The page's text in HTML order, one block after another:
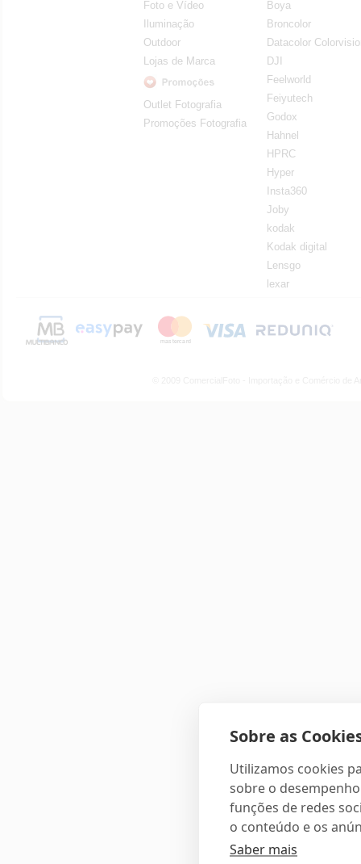
Sobre as
Utilizamos cookies
sobre o
funções de redes
o conteúdo e os
Saber mais
Foto e Vídeo
Iluminação
Outdoor
Lojas de Marca
Outlet Fotografia
Promoções Fotografia
Boya
Broncolor
Datacolor
DJI
Feelworld
Feiyutech
Godox
Hahnel
HPRC
Hyper
Insta360
Joby
kodak
Kodak digital
Lensgo
lexar